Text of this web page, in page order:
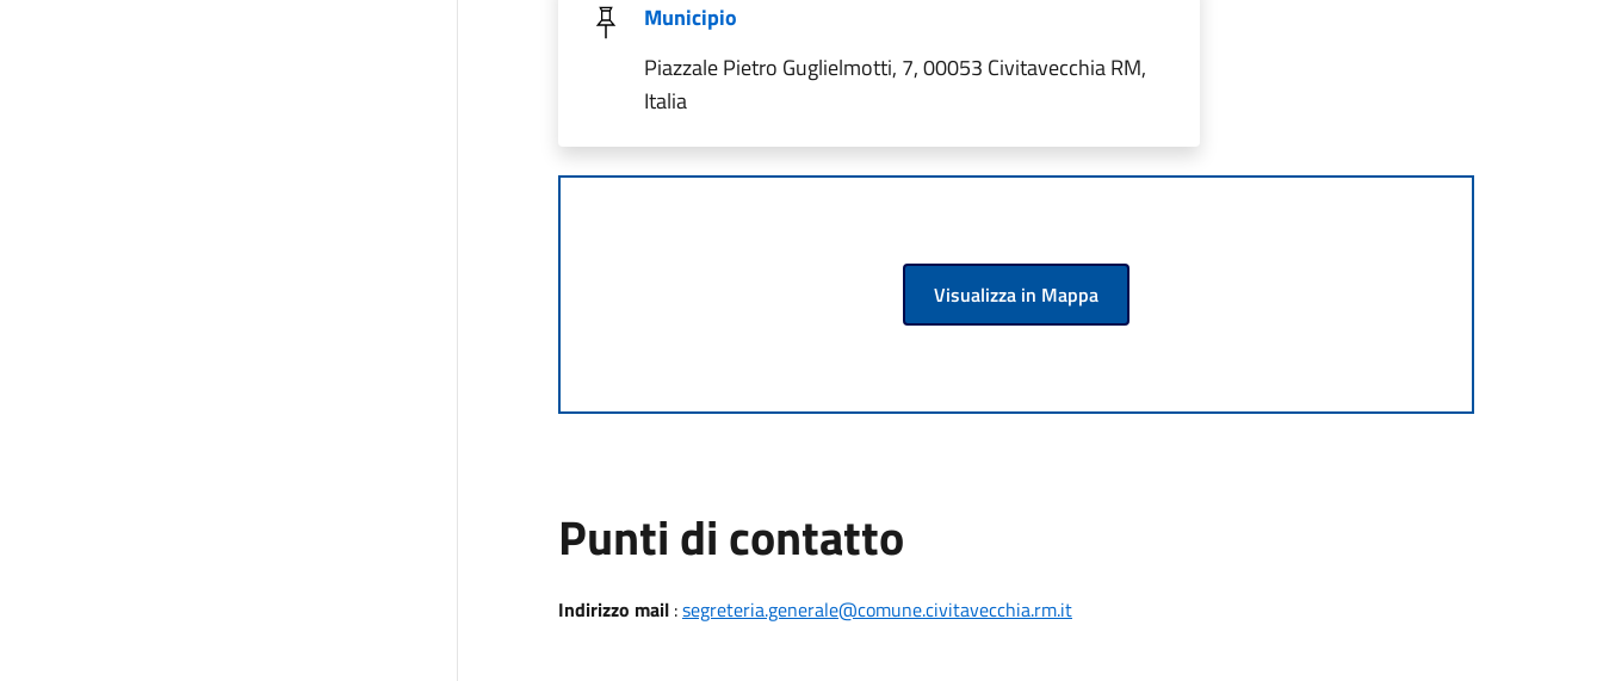
Municipio
Piazzale Pietro Guglielmotti, 7, 00053 Civitavecchia RM,
Italia
Visualizza in Mappa
Punti di contatto
Indirizzo mail:segreteria.generale@comune.civitavecchia.rm.it